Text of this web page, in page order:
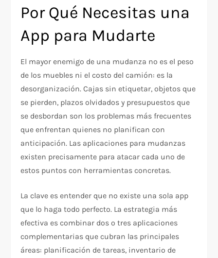
Por Qué Necesitas una
App para Mudarte
El mayor enemigo de una mudanza no es el peso
de los muebles ni el costo del camión: es la
desorganización. Cajas sin etiquetar, objetos que
se pierden, plazos olvidados y presupuestos que
se desbordan son los problemas más frecuentes
que enfrentan quienes no planifican con
anticipación. Las aplicaciones para mudanzas
existen precisamente para atacar cada uno de
estos puntos con herramientas concretas.
La clave es entender que no existe una sola app
que lo haga todo perfecto. La estrategia más
efectiva es combinar dos o tres aplicaciones
complementarias que cubran las principales
áreas: planificación de tareas, inventario de